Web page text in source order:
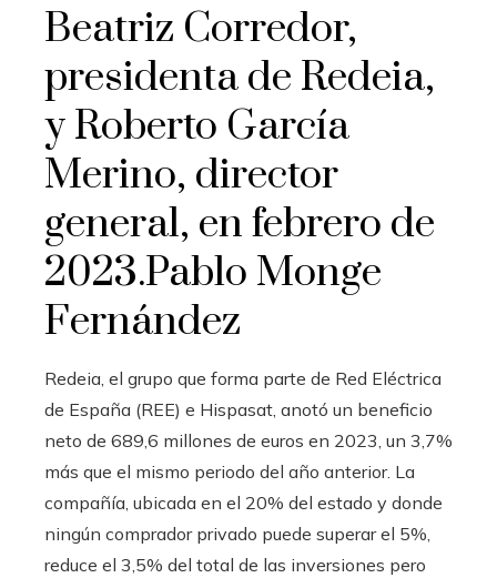
Beatriz Corredor,
presidenta de Redeia,
y Roberto García
Merino, director
general, en febrero de
2023.Pablo Monge
Fernández
Redeia, el grupo que forma parte de Red Eléctrica
de España (REE) e Hispasat, anotó un beneficio
neto de 689,6 millones de euros en 2023, un 3,7%
más que el mismo periodo del año anterior. La
compañía, ubicada en el 20% del estado y donde
ningún comprador privado puede superar el 5%,
reduce el 3,5% del total de las inversiones pero